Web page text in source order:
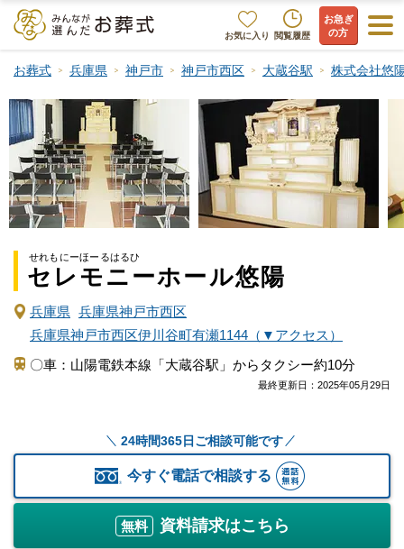
お気に入り 閲覧履歴
お急ぎ
の方
お葬式 兵庫県 神戸市 神戸市西区 大蔵谷駅 株式会社悠
せれもにーほーるはるひ
セレモニーホール悠陽
兵庫県 兵庫県神戸市西区
兵庫県神戸市西区伊川谷町有瀬1144（▼アクセス）
〇車：山陽電鉄本線「大蔵谷駅」からタクシー約10分
最終更新日： 2025年05月29日
24時間365日ご相談可能です
今すぐ電話で相談する
無料 資料請求はこちら